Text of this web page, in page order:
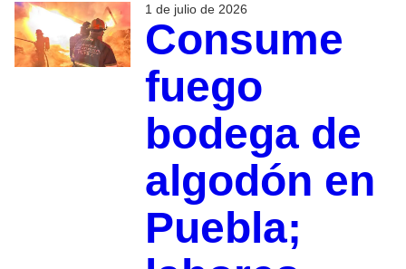
1 de julio de 2026
Consume
fuego
bodega de
algodón en
Puebla;